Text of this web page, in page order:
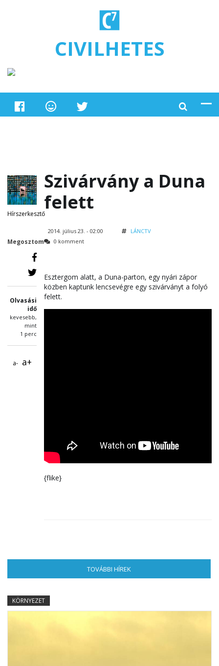
CIVILHETES
Hírszerkesztő
Megosztom
Olvasási
idő
kevesebb,
mint
1 perc
a- a+
Szivárvány a Duna
felett
2014. július 23. - 02:00
LÁNCTV
0 komment
Esztergom alatt, a Duna-parton, egy nyári zápor
közben kaptunk lencsevégre egy szivárványt a folyó
felett.
{flike}
TOVÁBBI HÍREK
KÖRNYEZET